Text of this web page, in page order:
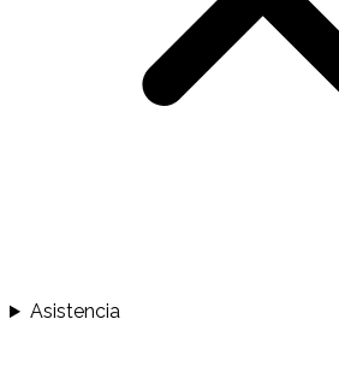
Asistencia